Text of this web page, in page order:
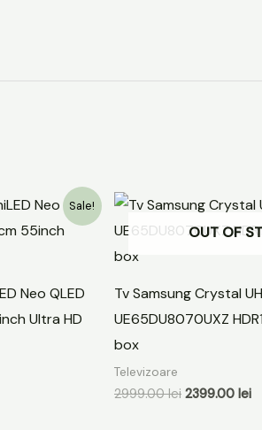
Sale!
Neo QLED
Ultra HD
OUT OF
Tv Samsung Crystal
UE65DU8070UXZ
box
Televizoare
2999.00lei
Prețul
inițial
a
2399.00 lei